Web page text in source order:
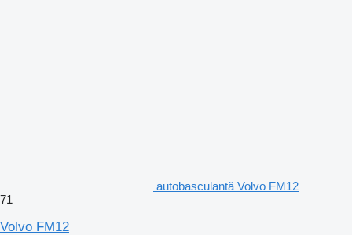
autobasculantă Volvo FM12
71
Volvo FM12